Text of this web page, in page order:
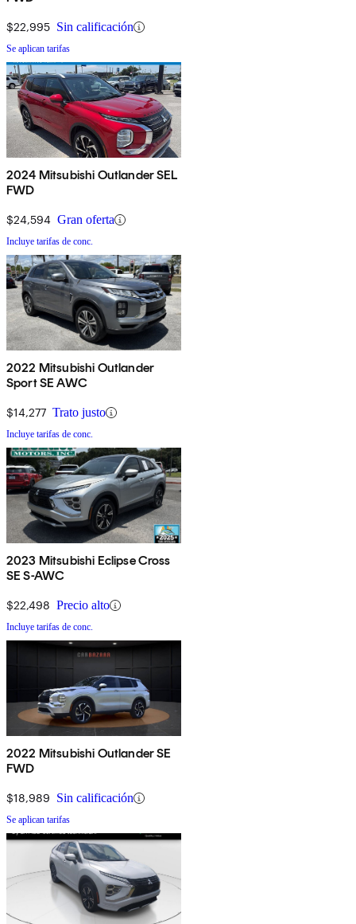
$22,995 Sin calificación
Se aplican tarifas
2024 Mitsubishi Outlander SEL
FWD
$24,594 Gran oferta
Incluye tarifas de conc.
2022 Mitsubishi Outlander
Sport SE AWC
$14,277 Trato justo
Incluye tarifas de conc.
2023 Mitsubishi Eclipse Cross
SE S-AWC
$22,498 Precio alto
Incluye tarifas de conc.
2022 Mitsubishi Outlander SE
FWD
$18,989 Sin calificación
Se aplican tarifas